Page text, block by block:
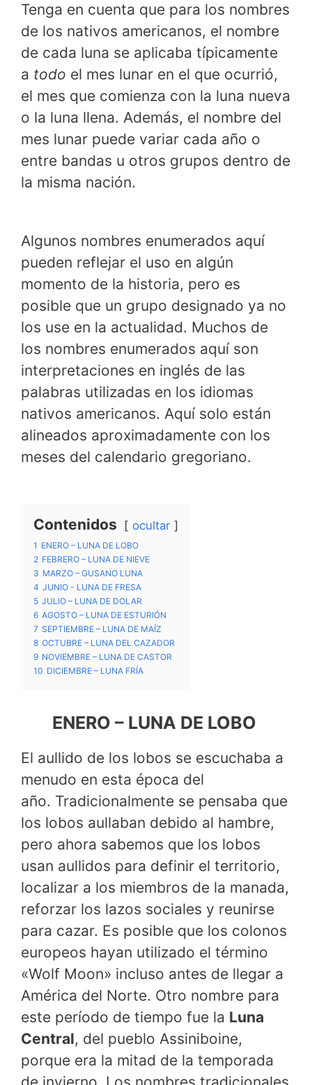
Tenga en cuenta que para los nombres
de los nativos americanos, el nombre
de cada luna se aplicaba típicamente
a todo el mes lunar en el que ocurrió,
el mes que comienza con la luna nueva
o la luna llena. Además, el nombre del
mes lunar puede variar cada año o
entre bandas u otros grupos dentro de
la misma nación.
Algunos nombres enumerados aquí
pueden reflejar el uso en algún
momento de la historia, pero es
posible que un grupo designado ya no
los use en la actualidad. Muchos de
los nombres enumerados aquí son
interpretaciones en inglés de las
palabras utilizadas en los idiomas
nativos americanos. Aquí solo están
alineados aproximadamente con los
meses del calendario gregoriano.
Contenidos ocultar
1 ENERO – LUNA DE LOBO
2 FEBRERO – LUNA DE NIEVE
3 MARZO – GUSANO LUNA
4 JUNIO ​​- LUNA DE FRESA
5 JULIO – LUNA DE DOLAR
6 AGOSTO – LUNA DE ESTURIÓN
7 SEPTIEMBRE – LUNA DE MAÍZ
8 OCTUBRE – LUNA DEL CAZADOR
9 NOVIEMBRE – LUNA DE CASTOR
10 DICIEMBRE – LUNA FRÍA
ENERO – LUNA DE LOBO
El aullido de los lobos se escuchaba a
menudo en esta época del
año. Tradicionalmente se pensaba que
los lobos aullaban debido al hambre,
pero ahora sabemos que los lobos
usan aullidos para definir el territorio,
localizar a los miembros de la manada,
reforzar los lazos sociales y reunirse
para cazar. Es posible que los colonos
europeos hayan utilizado el término
«Wolf Moon» incluso antes de llegar a
América del Norte. Otro nombre para
este período de tiempo fue la Luna
Central, del pueblo Assiniboine,
porque era la mitad de la temporada